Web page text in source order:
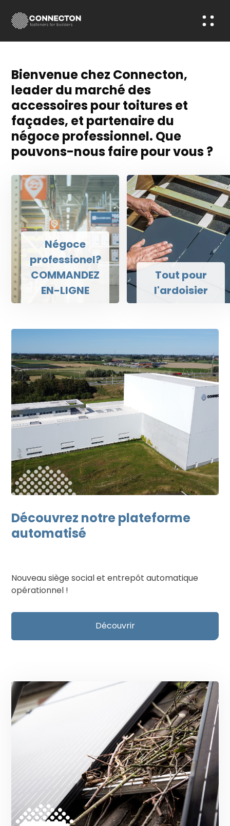
Bienvenue chez Connecton,
leader du marché des
accessoires pour toitures et
façades, et partenaire du
négoce professionnel. Que
pouvons-nous faire pour vous ?
Négoce
professionel?
COMMANDEZ
EN-LIGNE
Tout pour
l'ardoisier
Découvrez notre plateforme
automatisé
Nouveau siège social et entrepôt automatique
opérationnel !
Découvrir